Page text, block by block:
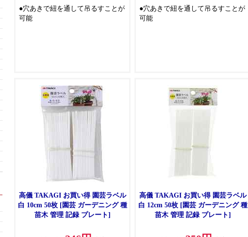
●穴あきで紐を通して吊るすことが
可能
●穴あきで紐を通して吊るすことが
可能
高儀 TAKAGI お買い得 園芸ラベル
白 10cm 50枚 [園芸 ガーデニング 種
苗木 管理 記録 プレート]
高儀 TAKAGI お買い得 園芸ラベル
白 12cm 50枚 [園芸 ガーデニング 種
苗木 管理 記録 プレート]